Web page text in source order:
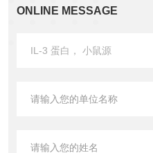
ONLINE MESSAGE